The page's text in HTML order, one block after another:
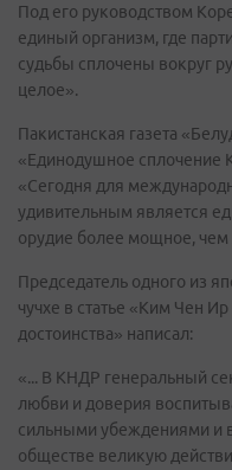
Под его руководством
единый организм, где
судьбы сплочены вокруг
целое».
Пакистанская газета
«Единодушное сплочение
«Сегодня для
удивительным является
орудие более мощное,
Председатель одного из
чучхе в статье «Ким Чен
достоинства» написал:
«... В КНДР генеральный
любви и доверия
сильными убеждениями и
обществе великую